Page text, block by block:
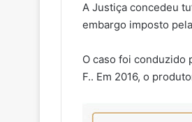
A Justiça concedeu
embargo imposto
O caso foi conduzido
F.. Em 2016, o